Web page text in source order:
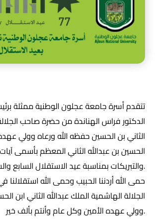
تتقدم أسرة جامعة عجلون الوطنية ممثلة
الدكتور فراس الهناندة من حضرة صاحب
الثاني بن الحسين حفظه الله ورعاه وولي عهده
الحسين بن عبدالله الثاني المعظم بأسمى آيات
والتبريكات بمناسبة عيد الاستقلال السابع والسبعين.
حمى الله أردننا الحبيب وحمى الله
الجلالة الهاشمية الملك عبدالله الثاني ابن
وولي عهده الأمين وكل عام وأنتم بألف خير.